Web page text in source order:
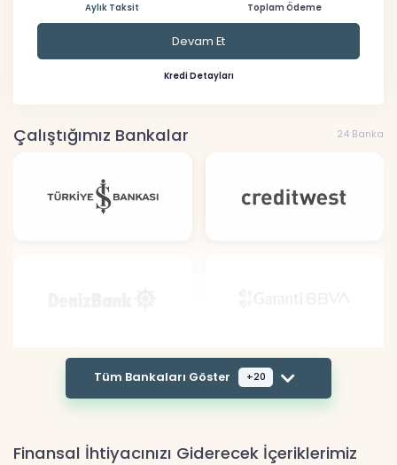
Aylık Taksit Toplam Ödeme
Devam Et
Kredi Detayları
Çalıştığımız Bankalar 24 Banka
Tüm Bankaları Göster +20
Finansal İhtiyacınızı Giderecek İçeriklerimiz